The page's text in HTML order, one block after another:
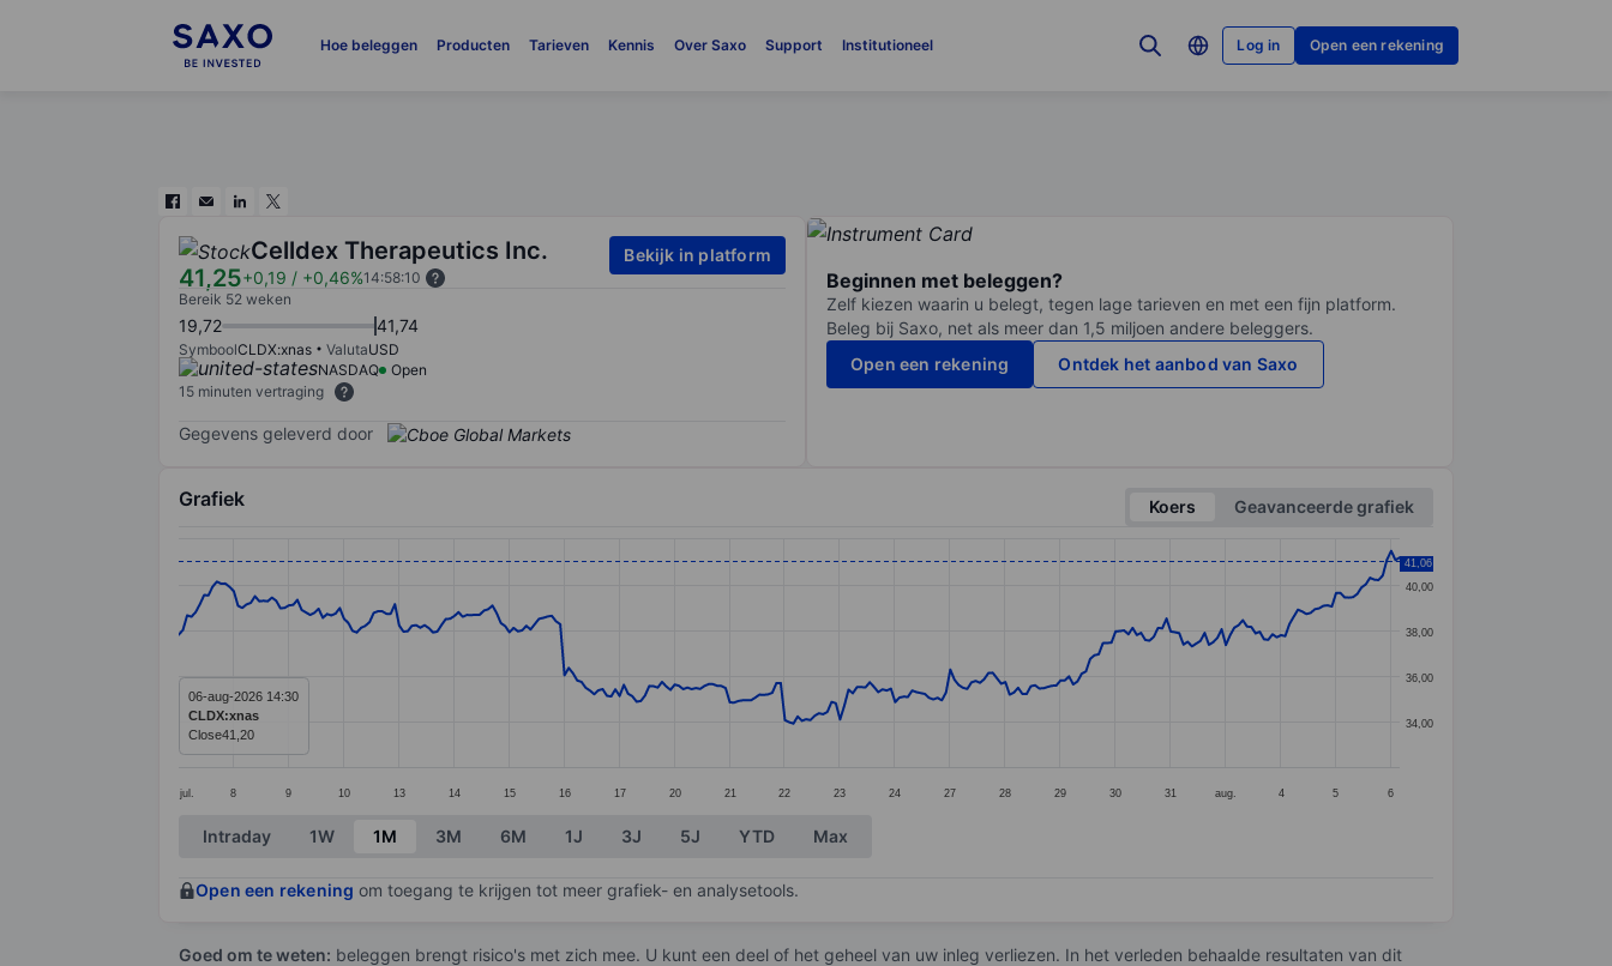
Hoe beleggen Producten Tarieven Kennis Over Saxo Support Institutioneel Log in Open een rekening
Celldex Therapeutics Inc.
41,25+0,19 / +0,46%14:58:10
Bekijk in platform
Bereik 52 weken
19,72 41,74
SymboolCLDX:xnas ValutaUSD
NASDAQ
Open
15 minuten vertraging
Gegevens geleverd door
Beginnen met beleggen?
Zelf kiezen waarin u belegt, tegen lage tarieven en met een fijn platform.
Beleg bij Saxo, net als meer dan 1,5 miljoen andere beleggers.
Open een rekening
Ontdek het aanbod van Saxo
Grafiek Koers
Geavanceerde grafiek
Line chart with 289 data points.
The chart has 1 X axis displaying categories.
The chart has 1 Y axis displaying values. Data ranges from 33.91 to 41.49.
jul. 8 9 10 13 14 15 16 17 20 21 22 23 24 27 28 29 30 31 aug. 4 5 6
34,00
36,00
38,00
40,00
41,06
06-aug-2026 14:30
CLDX:xnas
Close41,20
End of interactive chart.
Intraday 1W 1M 3M 6M 1J 3J 5J YTD Max
Open een rekening om toegang te krijgen tot meer grafiek- en analysetools.
Goed om te weten: beleggen brengt risico's met zich mee. U kunt een deel of het geheel van uw inleg verliezen. In het verleden behaalde resultaten van dit